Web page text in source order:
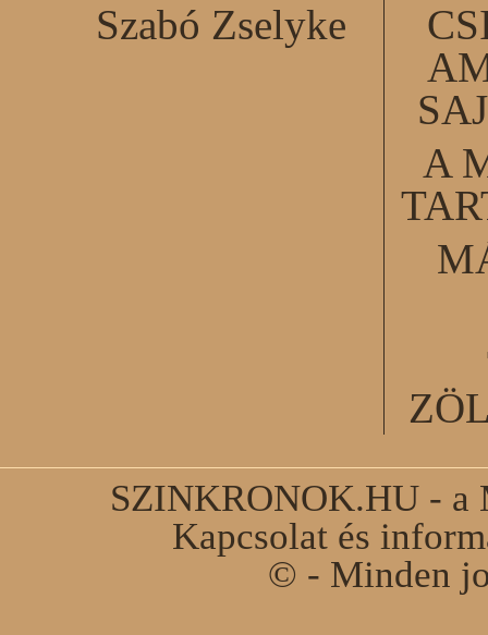
Szabó Zselyke
A
SZINKRONOK.HU - a
Kapcsolat és
© - Minden